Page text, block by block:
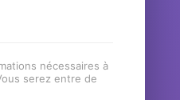
nécessaires à
serez entre de